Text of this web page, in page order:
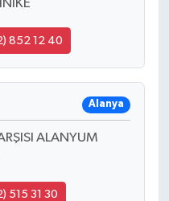
852 12 40
Alanya
ALANYUM
515 31 30